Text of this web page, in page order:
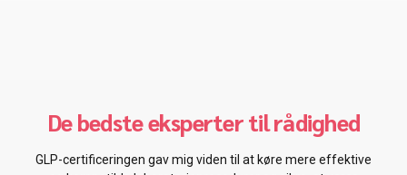
De bedste mennesker for mig!
GMP-certificeringen gav mig uvurderlig viden om